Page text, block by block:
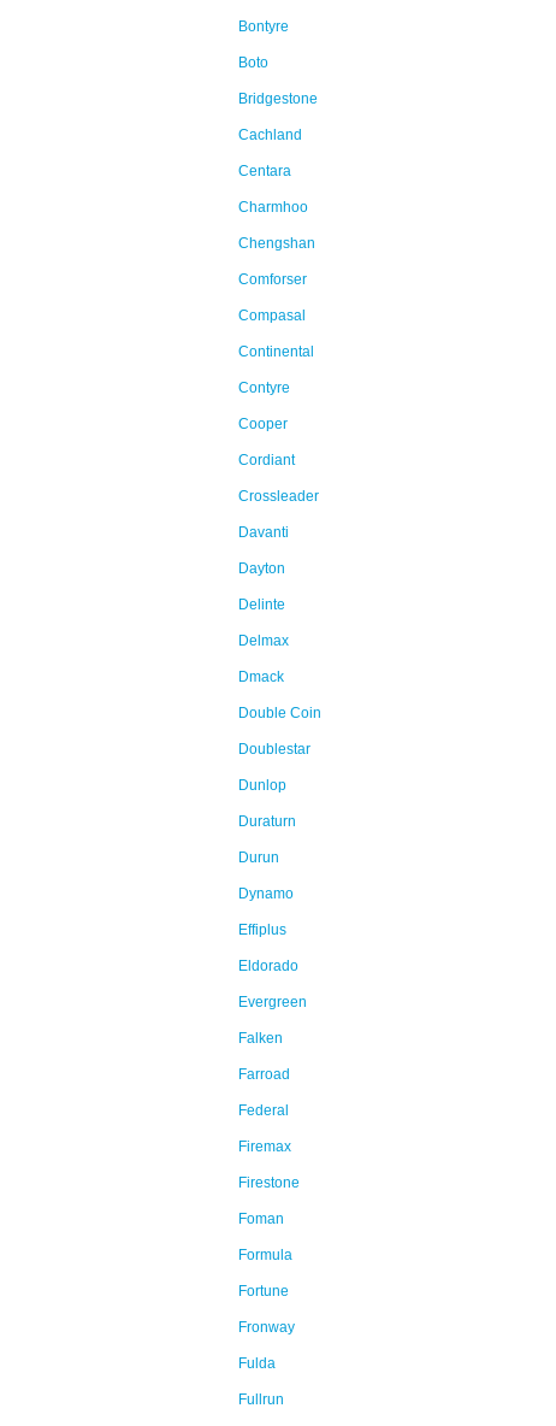
Bontyre
Boto
Bridgestone
Cachland
Centara
Charmhoo
Chengshan
Comforser
Compasal
Continental
Contyre
Cooper
Cordiant
Crossleader
Davanti
Dayton
Delinte
Delmax
Dmack
Double Coin
Doublestar
Dunlop
Duraturn
Durun
Dynamo
Effiplus
Eldorado
Evergreen
Falken
Farroad
Federal
Firemax
Firestone
Foman
Formula
Fortune
Fronway
Fulda
Fullrun